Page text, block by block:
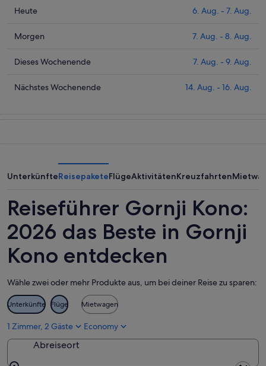
Prüfe
Preise
Gornji
heute
Heute 6. Aug. - 7. Aug.
Prüfe
Preise
Gornji
8.
Morgen 7. Aug. - 8. Aug.
Prüfe
Preise
Aug.
9.
Aug.
Dieses Wochenende 7. Aug. - 9. Aug.
Prüfe
nächsten
14.
Aug.
-
16.
Aug.
Nächstes Wochenende 14. Aug. - 16. Aug.
UnterkünfteReisepaketeFlügeAktivitätenKreuzfahrten
Reiseführer Gornji Kono:
2026 das Beste in Gornji
Kono entdecken
Wähle zwei oder mehr Produkte aus, um bei deiner Reise zu sparen:
Unterkünfte Flüge Mietwagen
1 Zimmer, 2 Gäste Economy
Abreiseort